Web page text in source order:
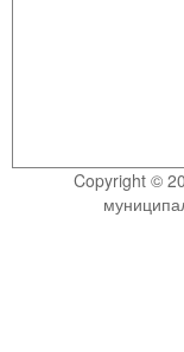
Copyright ©